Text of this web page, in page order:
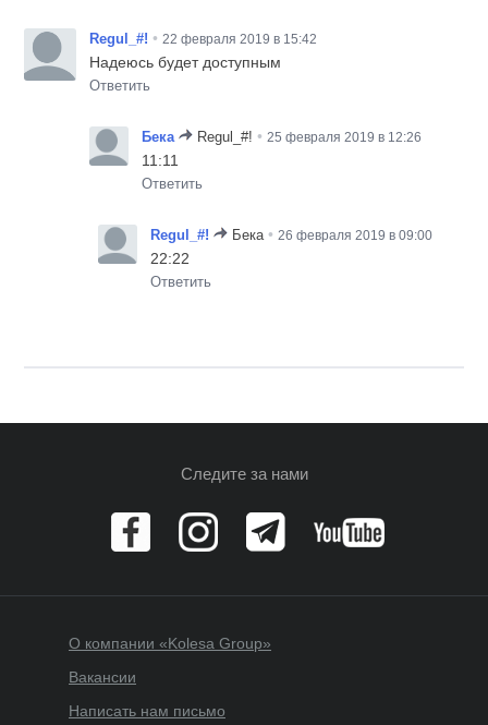
Regul_#! • 22 февраля 2019 в 15:42
Надеюсь будет доступным
Ответить
Бека Regul_#! • 25 февраля 2019 в 12:26
11:11
Ответить
Regul_#! Бека • 26 февраля 2019 в 09:00
22:22
Ответить
Следите за нами
О компании «Kolesa Group»
Вакансии
Написать нам письмо